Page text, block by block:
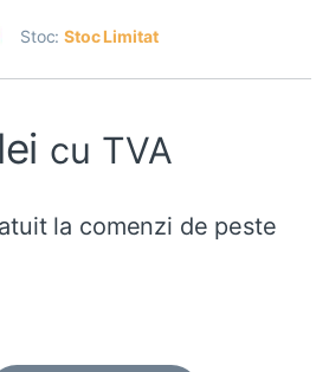
Stoc:Stoc Limitat
lei cu TVA
la comenzi de peste